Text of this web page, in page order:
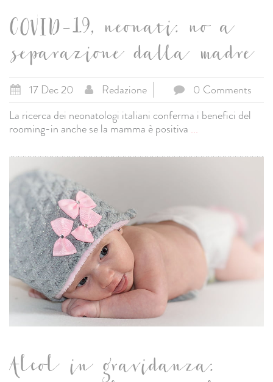
COVID-19, neonati: no a
separazione dalla madre
17 Dec 20 Redazione
0 Comments
La ricerca dei neonatologi italiani conferma i benefici del
rooming-in anche se la mamma è positiva ...
Alcol in gravidanza: